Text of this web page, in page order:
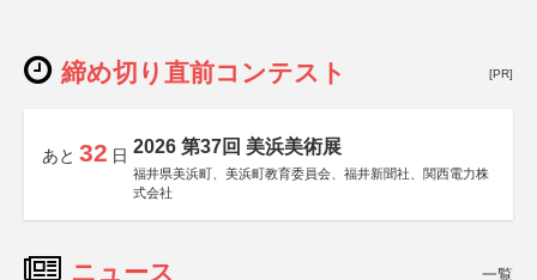
締め切り直前コンテスト [PR]
あと 32 日 2026 第37回 美浜美術展
福井県美浜町、美浜町教育委員会、福井新聞社、関西電力株
式会社
ニュース 一覧